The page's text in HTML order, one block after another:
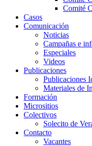
Comité
Casos
Comunicación
Noticias
Campañas e
Especiales
Videos
Publicaciones
Publicaciones
Materiales de
Formación
Micrositios
Colectivos
Solecito de
Contacto
Vacantes